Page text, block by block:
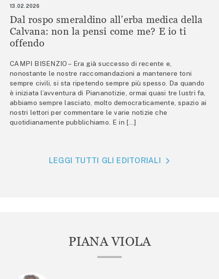
13.02.2026
Dal rospo smeraldino all’erba medica della
Calvana: non la pensi come me? E io ti
offendo
CAMPI BISENZIO – Era già successo di recente e,
nonostante le nostre raccomandazioni a mantenere toni
sempre civili, si sta ripetendo sempre più spesso. Da quando
è iniziata l’avventura di Piananotizie, ormai quasi tre lustri fa,
abbiamo sempre lasciato, molto democraticamente, spazio ai
nostri lettori per commentare le varie notizie che
quotidianamente pubblichiamo. E in […]
LEGGI TUTTI GLI EDITORIALI
PIANA VIOLA